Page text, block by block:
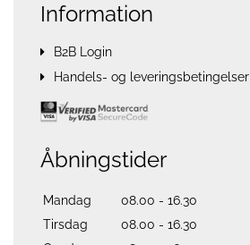
Information
B2B Login
Handels- og leveringsbetingelser
Åbningstider
Mandag
08.00 - 16.30
Tirsdag
08.00 - 16.30